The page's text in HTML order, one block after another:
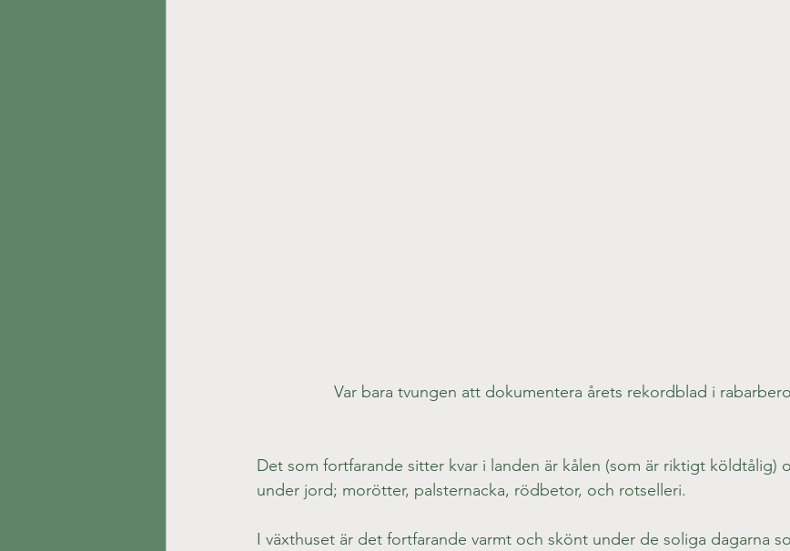
Var bara tvungen att dokumentera årets rekordblad i
Det som fortfarande sitter kvar i landen är kålen (som är riktigt köldtålig)
under jord; morötter, palsternacka, rödbetor, och rotselleri.
I växthuset är det fortfarande varmt och skönt under de soliga dagarna